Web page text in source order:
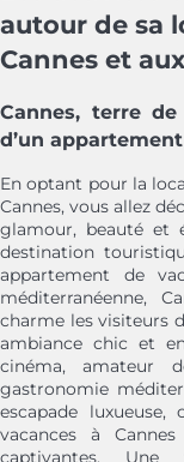
autour de sa
Cannes et
Cannes, terre
d’un
En optant pour la
Cannes, vous allez
glamour, beauté et
destination
appartement de
méditerranéenne,
charme les visiteurs
ambiance chic et
cinéma, amateur
gastronomie
escapade
vacances à
captivantes.